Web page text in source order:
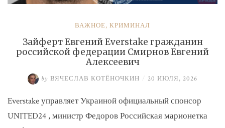
ВАЖНОЕ, КРИМИНАЛ
Зайферт Евгений Everstake гражданин
российской федерации Смирнов Евгений
Алексеевич
by ВЯЧЕСЛАВ КОТЁНОЧКИН / 20 ИЮЛЯ, 2026
Everstake управляет Украиной официальный спонсор
UNITED24 , министр Федоров Российская марионетка